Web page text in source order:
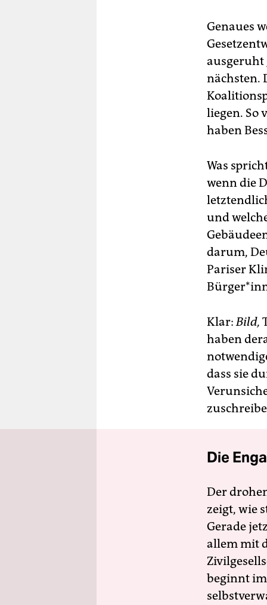
Genaues
ausgeruht
nächsten.
liegen. So
haben
Was
wenn die
und
darum,
Pariser
Klar:Bild,
haben
dass sie
Die
Der
zeigt, wie
Gerade
allem mit
beginnt